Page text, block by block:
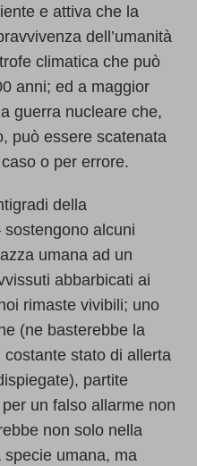
e attiva che la
dell’umanità
climatica che può
anni; ed a maggior
guerra nucleare che,
può essere scatenata
o per errore.
della
alcuni
umana ad un
abbarbicati ai
rimaste vivibili; uno
(ne basterebbe la
stato di allerta
partite
un falso allarme non
non solo nella
umana, ma